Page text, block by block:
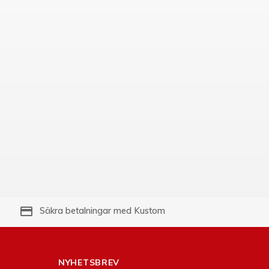
payment Säkra betalningar med Kustom
NYHETSBREV